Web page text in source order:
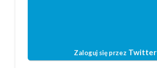
Zaloguj się przez Twitter